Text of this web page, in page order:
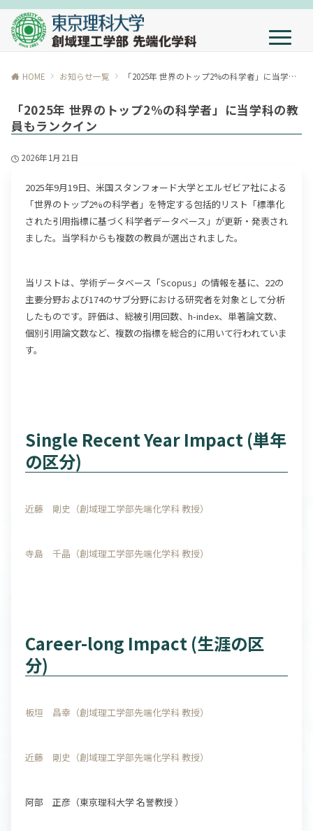
HOME お知らせ一覧 「2025年 世界のトップ2%の科学者」に当学科の教員もランクイン
「2025年 世界のトップ2%の科学者」に当学科の教
員もランクイン
2026年1月21日
2025年9月19日、米国スタンフォード大学とエルゼビア社による
「世界のトップ2%の科学者」を特定する包括的リスト「標準化
された引用指標に基づく科学者データベース」が更新・発表され
ました。当学科からも複数の教員が選出されました。
当リストは、学術データベース「Scopus」の情報を基に、22の
主要分野および174のサブ分野における研究者を対象として分析
したものです。評価は、総被引用回数、h-index、単著論文数、
個別引用論文数など、複数の指標を総合的に用いて行われていま
す。
Single Recent Year Impact (単年
の区分)
近藤 剛史（創域理工学部先端化学科 教授）
寺島 千晶（創域理工学部先端化学科 教授）
Career-long Impact (生涯の区
分)
板垣 昌幸（創域理工学部先端化学科 教授）
近藤 剛史（創域理工学部先端化学科 教授）
阿部 正彦（東京理科大学 名誉教授 ）